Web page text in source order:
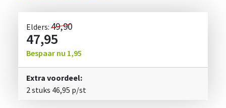
Elders:49,90
47,95
Bespaar nu 1,95
Extra voordeel:
2 stuks 46,95 p/st